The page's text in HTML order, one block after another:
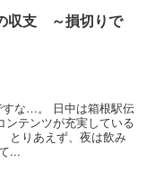
収支 ～損切りで
すな…。 日中は箱根駅伝
ンテンツが充実している
とりあえず、夜は飲み
...